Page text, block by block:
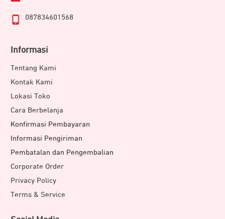
Perangkat Seagatedirancang khusus untuk sistem
pengawasan dan menawarkan kompatibilitas luas dengan
berbagai DVR dan NVR terkemuka. Mendukung hingga 64
kamera HD secara bersamaan, Seagate SkyHawk
memastikan kinerja yang stabil dan andal untuk
087834601568
Informasi
Tentang Kami
Kontak Kami
Lokasi Toko
Cara Berbelanja
Konfirmasi Pembayaran
Informasi Pengiriman
Pembatalan dan Pengembalian
Corporate Order
Privacy Policy
Terms & Service